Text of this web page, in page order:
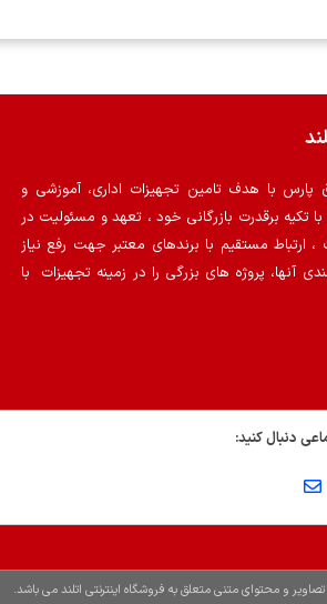
با هدف تامین تجهیزات اداری، آموزشی و
تکیه برقدرت بازرگانی خود ، تعهد و مسئولیت در
ارتباط مستقیم با برندهای معتبر جهت رفع نیاز
آنها، پروژه های بزرگی را در زمینه تجهیزات با
دنبال کنید:
و محتوای متنی متعلق به فروشگاه اینترنتی اتلند می باشد.